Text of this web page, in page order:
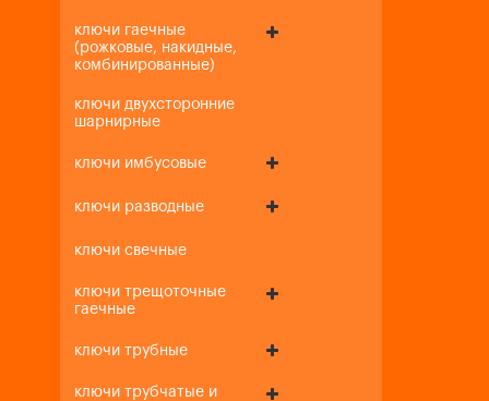
ключи гаечные
(рожковые, накидные,
комбинированные)
ключи двухсторонние
шарнирные
ключи имбусовые
ключи разводные
ключи свечные
ключи трещоточные
гаечные
ключи трубные
ключи трубчатые и